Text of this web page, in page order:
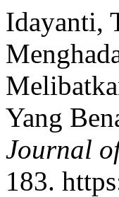
Idayanti,
Yang
Journal
183.